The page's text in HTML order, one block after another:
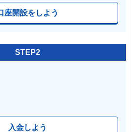
座開設をしよう
STEP2
入金しよう